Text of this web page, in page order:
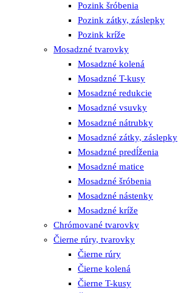
Pozink šróbenia
Pozink zátky, záslepky
Pozink kríže
Mosadzné tvarovky
Mosadzné kolená
Mosadzné T-kusy
Mosadzné redukcie
Mosadzné vsuvky
Mosadzné nátrubky
Mosadzné zátky, záslepky
Mosadzné predĺženia
Mosadzné matice
Mosadzné šróbenia
Mosadzné nástenky
Mosadzné kríže
Chrómované tvarovky
Čierne rúry, tvarovky
Čierne rúry
Čierne kolená
Čierne T-kusy